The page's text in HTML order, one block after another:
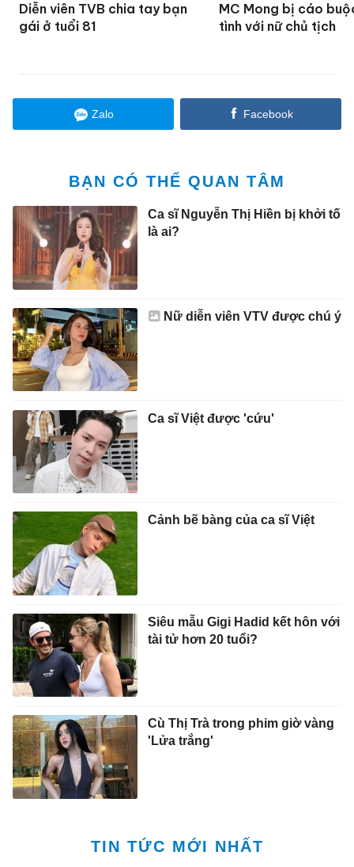
Diễn viên TVB chia tay bạn
gái ở tuổi 81
MC Mong bị cáo
tình với nữ chủ tịch
Zalo Facebook
BẠN CÓ THỂ QUAN TÂM
Ca sĩ Nguyễn Thị Hiền bị khởi tố
là ai?
Nữ diễn viên VTV được chú ý
Ca sĩ Việt được 'cứu'
Cảnh bẽ bàng của ca sĩ Việt
Siêu mẫu Gigi Hadid kết hôn với
tài tử hơn 20 tuổi?
Cù Thị Trà trong phim giờ vàng
'Lửa trắng'
TIN TỨC MỚI NHẤT